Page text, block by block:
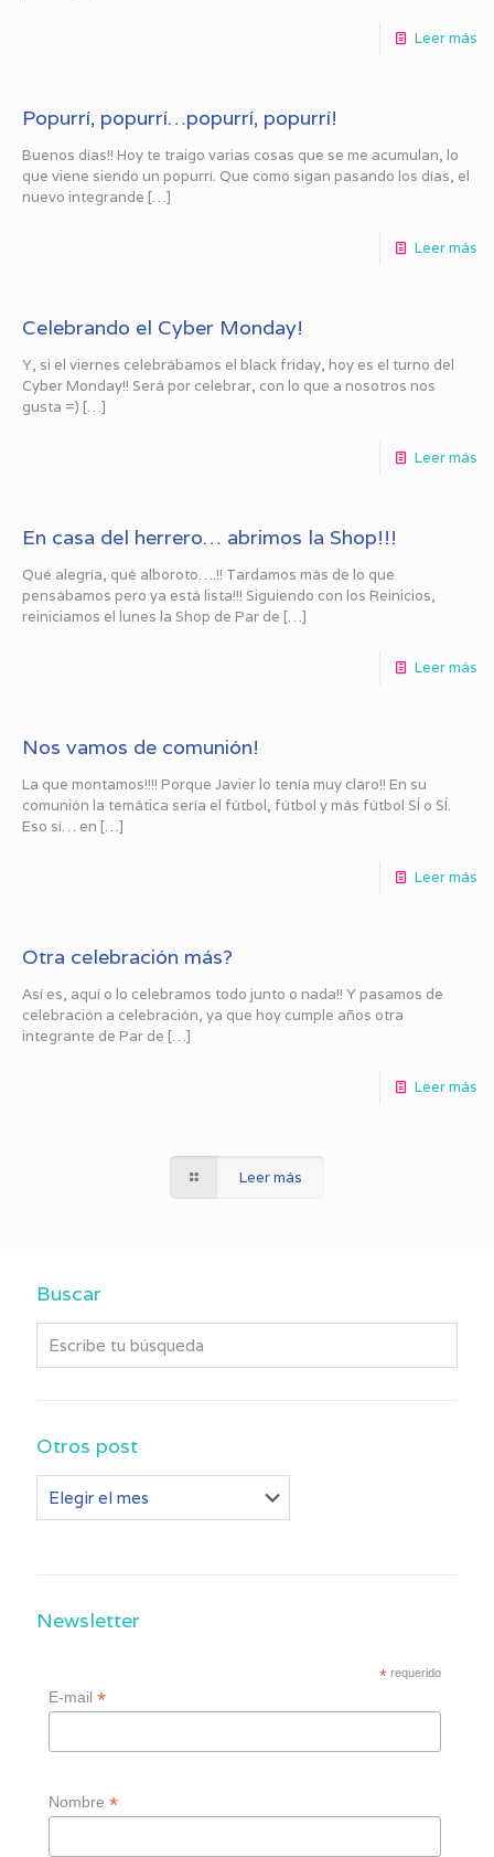
Leer más
Popurrí, popurrí…popurrí, popurrí!
Buenos días!! Hoy te traigo varias cosas que se me acumulan, lo
que viene siendo un popurrí. Que como sigan pasando los días, el
nuevo integrande […]
Leer más
Celebrando el Cyber Monday!
Y, si el viernes celebrábamos el black friday, hoy es el turno del
Cyber Monday!! Será por celebrar, con lo que a nosotros nos
gusta =) […]
Leer más
En casa del herrero… abrimos la Shop!!!
Qué alegría, qué alboroto….!! Tardamos más de lo que
pensábamos pero ya está lista!!! Siguiendo con los Reinicios,
reiniciamos el lunes la Shop de Par de […]
Leer más
Nos vamos de comunión!
La que montamos!!!! Porque Javier lo tenía muy claro!! En su
comunión la temática sería el fútbol, fútbol y más fútbol SÍ o SÍ.
Eso sí… en […]
Leer más
Otra celebración más?
Así es, aquí o lo celebramos todo junto o nada!! Y pasamos de
celebración a celebración, ya que hoy cumple años otra
integrante de Par de […]
Leer más
Leer más
Buscar
Otros post
post
Newsletter
* requerido
E-mail*
Nombre*